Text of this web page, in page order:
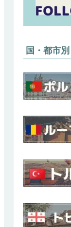
国・都市